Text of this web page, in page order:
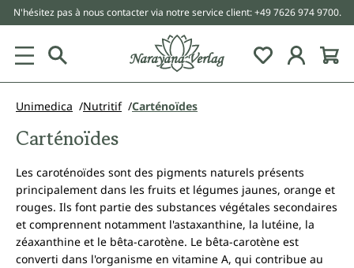
principal
N'hésitez pas à nous contacter via notre service client: +49 7626 974 9700.
Unimedica Nutritif Carténoïdes
Carténoïdes
Les caroténoïdes sont des pigments naturels présents
principalement dans les fruits et légumes jaunes, orange et
rouges. Ils font partie des substances végétales secondaires
et comprennent notamment l'astaxanthine, la lutéine, la
zéaxanthine et le bêta-carotène. Le bêta-carotène est
converti dans l'organisme en vitamine A, qui contribue au